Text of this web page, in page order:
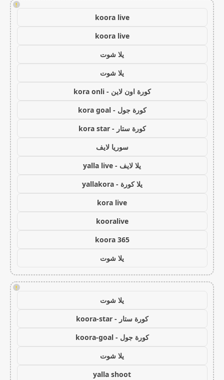
!
koora live
koora live
يلا شوت
يلا شوت
كورة اون لاين - kora onli
كورة جول - kora goal
كورة ستار - kora star
سوريا لايف
يلا لايف - yalla live
يلا كورة - yallakora
kora live
kooralive
koora 365
يلا شوت
!
يلا شوت
كورة ستار - koora-star
كورة جول - koora-goal
يلا شوت
yalla shoot